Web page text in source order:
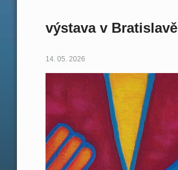
výstava v Bratislavě
14. 05. 2026